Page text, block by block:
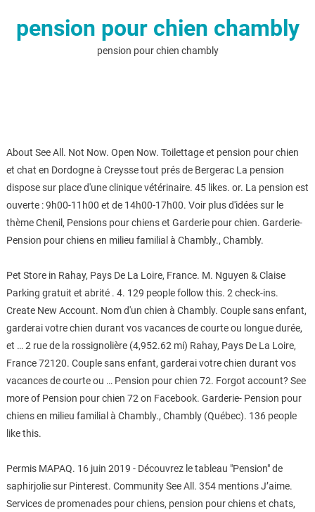
pension pour chien chambly
pension pour chien chambly
About See All. Not Now. Open Now. Toilettage et pension pour chien
et chat en Dordogne à Creysse tout prés de Bergerac La pension
dispose sur place d'une clinique vétérinaire. 45 likes. or. La pension est
ouverte : 9h00-11h00 et de 14h00-17h00. Voir plus d'idées sur le
thème Chenil, Pensions pour chiens et Garderie pour chien. Garderie-
Pension pour chiens en milieu familial à Chambly., Chambly.
Pet Store in Rahay, Pays De La Loire, France. M. Nguyen & Claise
Parking gratuit et abrité . 4. 129 people follow this. 2 check-ins.
Create New Account. Nom d'un chien à Chambly. Couple sans enfant,
garderai votre chien durant vos vacances de courte ou longue durée,
et … 2 rue de la rossignolière (4,952.62 mi) Rahay, Pays De La Loire,
France 72120. Couple sans enfant, garderai votre chien durant vos
vacances de courte ou … Pension pour chien 72. Forgot account? See
more of Pension pour chien 72 on Facebook. Garderie- Pension pour
chiens en milieu familial à Chambly., Chambly (Québec). 136 people
like this.
Permis MAPAQ. 16 juin 2019 - Découvrez le tableau "Pension" de
saphirjolie sur Pinterest. Community See All. 354 mentions J’aime.
Services de promenades pour chiens, pension pour chiens et chats,